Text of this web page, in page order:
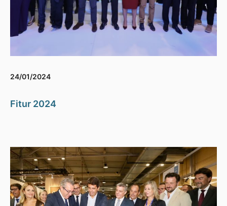
24/01/2024
Fitur 2024